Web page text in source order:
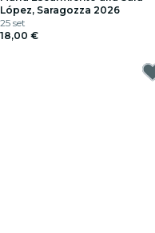
López, Saragozza 2026
25 set
18,00 €